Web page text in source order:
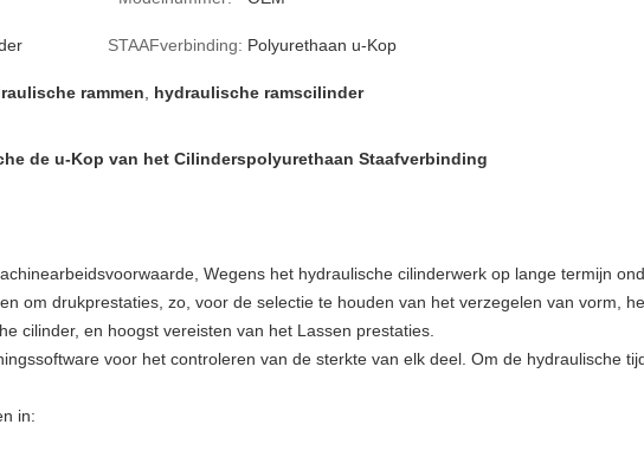
STAAFverbinding: Polyurethaan u-Kop
rammen hydraulische ramscilinder
de u-Kop van het Cilinderspolyurethaan Staafverbinding
Wegens het hydraulische cilinderwerk op lange termijn
om drukprestaties, zo, voor de selectie te houden van het verzegelen van vorm,
cilinder, en hoogst vereisten van het Lassen prestaties.
voor het controleren van de sterkte van elk deel. Om de hydraulische
in: